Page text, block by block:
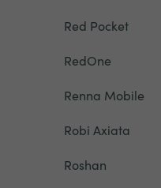
Red Pocket
RedOne
Renna Mobile
Robi Axiata
Roshan